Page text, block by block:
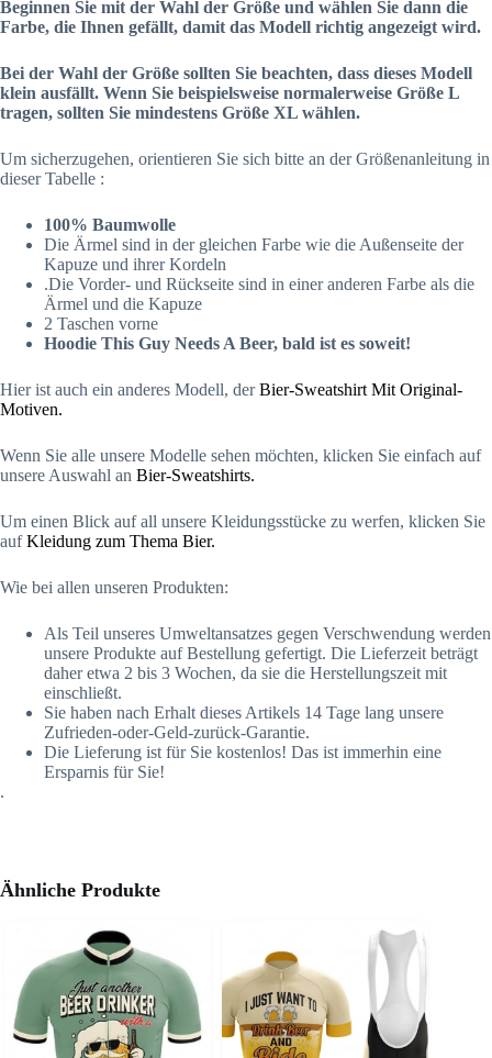
Beginnen Sie mit der Wahl der Größe und wählen Sie dann die
Farbe, die Ihnen gefällt, damit das Modell richtig angezeigt wird.
Bei der Wahl der Größe sollten Sie beachten, dass dieses Modell
klein ausfällt. Wenn Sie beispielsweise normalerweise Größe L
tragen, sollten Sie mindestens Größe XL wählen.
Um sicherzugehen, orientieren Sie sich bitte an der Größenanleitung in
dieser Tabelle :
100% Baumwolle
Die Ärmel sind in der gleichen Farbe wie die Außenseite der
Kapuze und ihrer Kordeln
.Die Vorder- und Rückseite sind in einer anderen Farbe als die
Ärmel und die Kapuze
2 Taschen vorne
Hoodie This Guy Needs A Beer, bald ist es soweit!
Hier ist auch ein anderes Modell, derBier-Sweatshirt Mit Original-
Motiven.
Wenn Sie alle unsere Modelle sehen möchten, klicken Sie einfach auf
unsere Auswahl an Bier-Sweatshirts.
Um einen Blick auf all unsere Kleidungsstücke zu werfen, klicken Sie
aufKleidung zum Thema Bier.
Wie bei allen unseren Produkten:
Als Teil unseres Umweltansatzes gegen Verschwendung werden
unsere Produkte auf Bestellung gefertigt. Die Lieferzeit beträgt
daher etwa 2 bis 3 Wochen, da sie die Herstellungszeit mit
einschließt.
Sie haben nach Erhalt dieses Artikels 14 Tage lang unsere
Zufrieden-oder-Geld-zurück-Garantie.
Die Lieferung ist für Sie kostenlos! Das ist immerhin eine
Ersparnis für Sie!
.
Ähnliche Produkte